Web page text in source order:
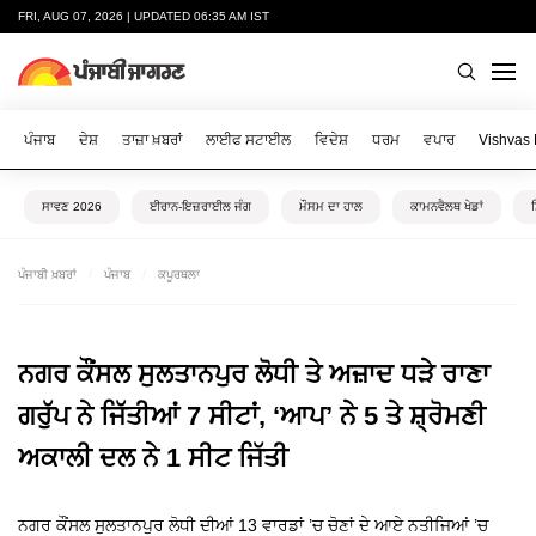
FRI, AUG 07, 2026 | UPDATED 06:35 AM IST
ਪੰਜਾਬ ਦੇਸ਼ ਤਾਜ਼ਾ ਖ਼ਬਰਾਂ ਲਾਈਫ ਸਟਾਈਲ ਵਿਦੇਸ਼ ਧਰਮ ਵਪਾਰ Vishvas
ਸਾਵਣ 2026 ਈਰਾਨ-ਇਜ਼ਰਾਈਲ ਜੰਗ ਮੌਸਮ ਦਾ ਹਾਲ ਕਾਮਨਵੈਲਥ ਖੇਡਾਂ
ਪੰਜਾਬੀ ਖ਼ਬਰਾਂ ਪੰਜਾਬ ਕਪੂਰਥਲਾ
ਨਗਰ ਕੌਂਸਲ ਸੁਲਤਾਨਪੁਰ ਲੋਧੀ ਤੇ ਅਜ਼ਾਦ ਧੜੇ ਰਾਣਾ
ਗਰੁੱਪ ਨੇ ਜਿੱਤੀਆਂ 7 ਸੀਟਾਂ, ‘ਆਪ’ ਨੇ 5 ਤੇ ਸ਼੍ਰੋਮਣੀ
ਅਕਾਲੀ ਦਲ ਨੇ 1 ਸੀਟ ਜਿੱਤੀ
ਨਗਰ ਕੌਂਸਲ ਸੁਲਤਾਨਪੁਰ ਲੋਧੀ ਦੀਆਂ 13 ਵਾਰਡਾਂ ’ਚ ਚੋਣਾਂ ਦੇ ਆਏ ਨਤੀਜਿਆਂ ’ਚ